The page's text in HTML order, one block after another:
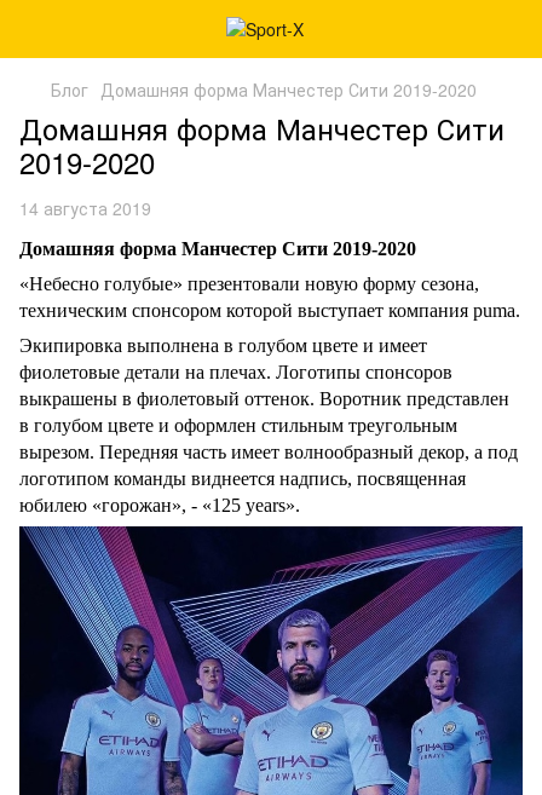
Блог Домашняя форма Манчестер Сити 2019-2020
Домашняя форма Манчестер Сити
2019-2020
14 августа 2019
Домашняя форма Манчестер Сити 2019-2020
«Небесно голубые» презентовали новую форму сезона,
техническим спонсором которой выступает компания puma.
Экипировка выполнена в голубом цвете и имеет
фиолетовые детали на плечах. Логотипы спонсоров
выкрашены в фиолетовый оттенок. Воротник представлен
в голубом цвете и оформлен стильным треугольным
вырезом. Передняя часть имеет волнообразный декор, а под
логотипом команды виднеется надпись, посвященная
юбилею «горожан», - «125 years».